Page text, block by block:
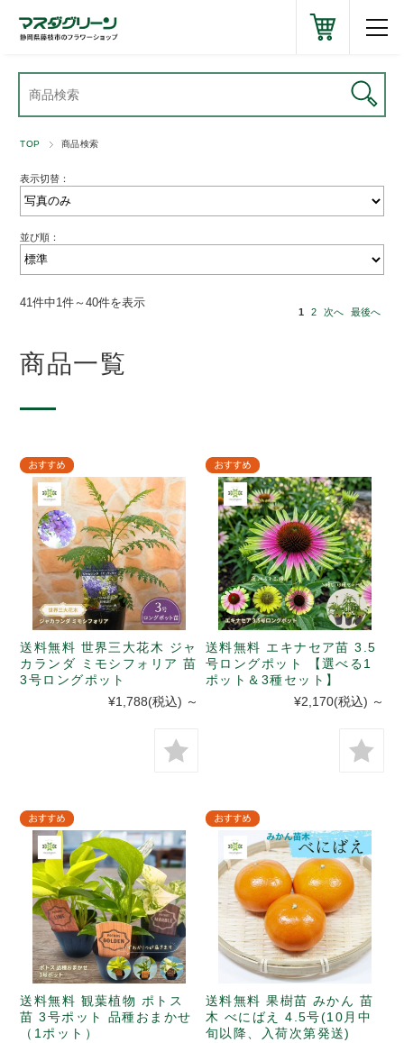
TOP 商品検索
表示切替：
並び順：
41件中1件～40件を表示
1 2 次へ 最後へ
商品一覧
送料無料 世界三大花木 ジャ
カランダ ミモシフォリア 苗
3号ロングポット
¥1,788(税込) ～
送料無料 エキナセア苗 3.5
号ロングポット 【選べる1
ポット＆3種セット】
¥2,170(税込) ～
送料無料 観葉植物 ポトス
苗 3号ポット 品種おまかせ
（1ポット）
送料無料 果樹苗 みかん 苗
木 べにばえ 4.5号(10月中
旬以降、入荷次第発送)